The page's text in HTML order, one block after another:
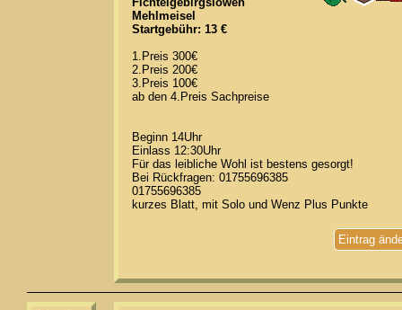
Mehlmeisel
Startgebühr: 13 €
1.Preis 300€
2.Preis 200€
3.Preis 100€
ab den 4.Preis Sachpreise
Beginn 14Uhr
Einlass 12:30Uhr
Für das leibliche Wohl ist bestens gesorgt!
Bei Rückfragen: 01755696385
01755696385
kurzes Blatt, mit Solo und Wenz Plus Punkte
Eintrag